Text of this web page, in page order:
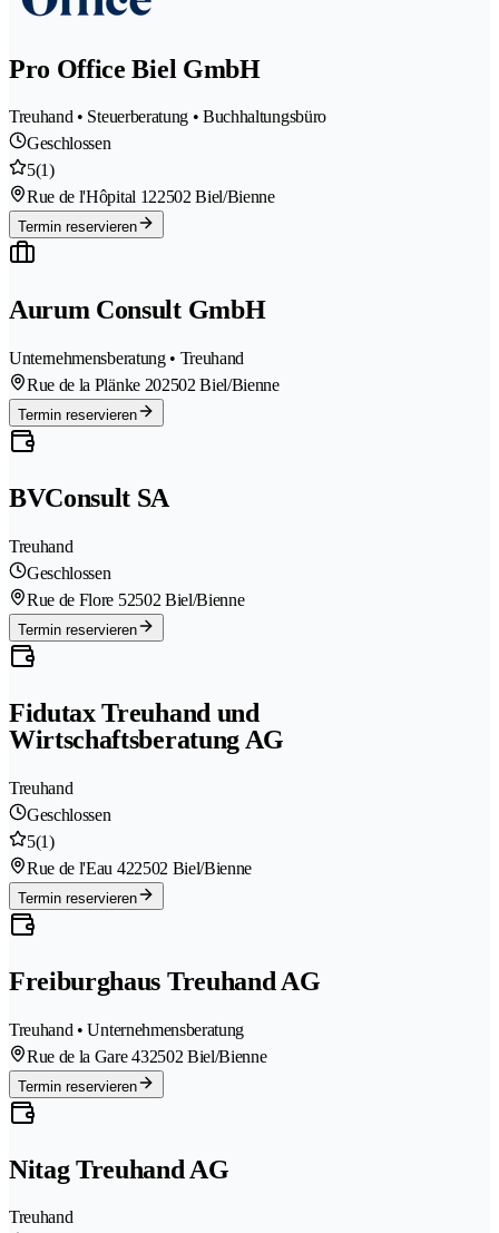
Pro Office Biel GmbH
Treuhand • Steuerberatung • Buchhaltungsbüro
Geschlossen
5(1)
Rue de l'Hôpital 122502 Biel/Bienne
Termin reservieren
Aurum Consult GmbH
Unternehmensberatung • Treuhand
Rue de la Plänke 202502 Biel/Bienne
Termin reservieren
BVConsult SA
Treuhand
Geschlossen
Rue de Flore 52502 Biel/Bienne
Termin reservieren
Fidutax Treuhand und
Wirtschaftsberatung AG
Treuhand
Geschlossen
5(1)
Rue de l'Eau 422502 Biel/Bienne
Termin reservieren
Freiburghaus Treuhand AG
Treuhand • Unternehmensberatung
Rue de la Gare 432502 Biel/Bienne
Termin reservieren
Nitag Treuhand AG
Treuhand